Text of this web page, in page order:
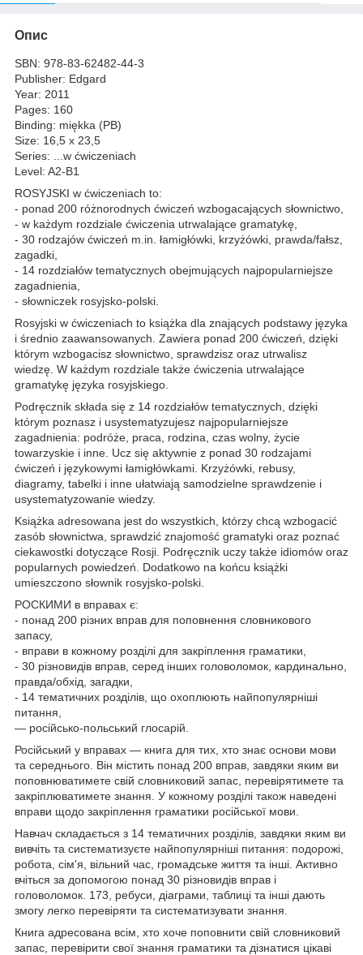
Опис
SBN: 978-83-62482-44-3
Publisher: Edgard
Year: 2011
Pages: 160
Binding: miękka (PB)
Size: 16,5 x 23,5
Series: ...w ćwiczeniach
Level: A2-B1
ROSYJSKI w ćwiczeniach to:
- ponad 200 różnorodnych ćwiczeń wzbogacających słownictwo,
- w każdym rozdziale ćwiczenia utrwalające gramatykę,
- 30 rodzajów ćwiczeń m.in. łamigłówki, krzyżówki, prawda/fałsz,
zagadki,
- 14 rozdziałów tematycznych obejmujących najpopularniejsze
zagadnienia,
- słowniczek rosyjsko-polski.
Rosyjski w ćwiczeniach to książka dla znających podstawy języka
i średnio zaawansowanych. Zawiera ponad 200 ćwiczeń, dzięki
którym wzbogacisz słownictwo, sprawdzisz oraz utrwalisz
wiedzę. W każdym rozdziale także ćwiczenia utrwalające
gramatykę języka rosyjskiego.
Podręcznik składa się z 14 rozdziałów tematycznych, dzięki
którym poznasz i usystematyzujesz najpopularniejsze
zagadnienia: podróże, praca, rodzina, czas wolny, życie
towarzyskie i inne. Ucz się aktywnie z ponad 30 rodzajami
ćwiczeń i językowymi łamigłówkami. Krzyżówki, rebusy,
diagramy, tabelki i inne ułatwiają samodzielne sprawdzenie i
usystematyzowanie wiedzy.
Książka adresowana jest do wszystkich, którzy chcą wzbogacić
zasób słownictwa, sprawdzić znajomość gramatyki oraz poznać
ciekawostki dotyczące Rosji. Podręcznik uczy także idiomów oraz
popularnych powiedzeń. Dodatkowo na końcu książki
umieszczono słownik rosyjsko-polski.
РОСКИМИ в вправах є:
- понад 200 різних вправ для поповнення словникового
запасу,
- вправи в кожному розділі для закріплення граматики,
- 30 різновидів вправ, серед інших головоломок, кардинально,
правда/обхід, загадки,
- 14 тематичних розділів, що охоплюють найпопулярніші
питання,
— російсько-польський глосарій.
Російський у вправах — книга для тих, хто знає основи мови
та середнього. Він містить понад 200 вправ, завдяки яким ви
поповнюватимете свій словниковий запас, перевірятимете та
закріплюватимете знання. У кожному розділі також наведені
вправи щодо закріплення граматики російської мови.
Навчач складається з 14 тематичних розділів, завдяки яким ви
вивчіть та систематизуєте найпопулярніші питання: подорожі,
робота, сім'я, вільний час, громадське життя та інші. Активно
вчіться за допомогою понад 30 різновидів вправ і
головоломок. 173, ребуси, діаграми, таблиці та інші дають
змогу легко перевіряти та систематизувати знання.
Книга адресована всім, хто хоче поповнити свій словниковий
запас, перевірити свої знання граматики та дізнатися цікаві